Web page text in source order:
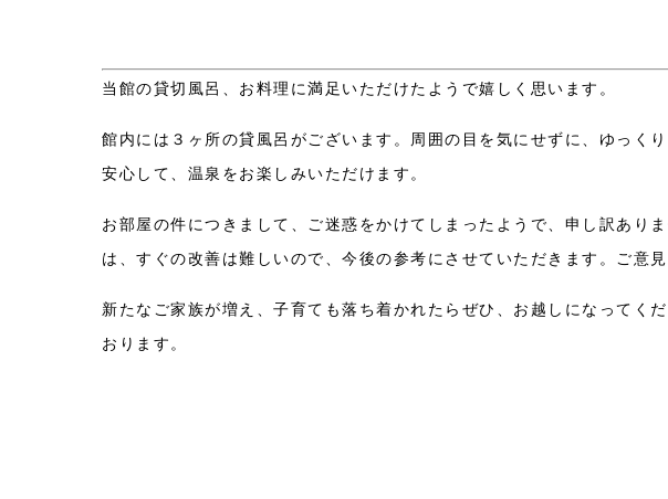
当館の貸切風呂、お料理に満足いただけたようで嬉しく思います。
館内には３ヶ所の貸風呂がございます。周囲の目を気にせずに、ゆっく
安心して、温泉をお楽しみいただけます。
お部屋の件につきまして、ご迷惑をかけてしまったようで、申し訳あり
は、すぐの改善は難しいので、今後の参考にさせていただきます。ご意
新たなご家族が増え、子育ても落ち着かれたらぜひ、お越しになってく
おります。